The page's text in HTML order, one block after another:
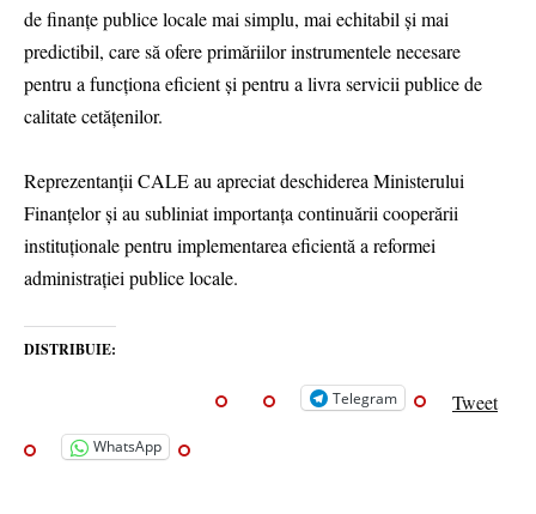
de finanțe publice locale mai simplu, mai echitabil și mai
predictibil, care să ofere primăriilor instrumentele necesare
pentru a funcționa eficient și pentru a livra servicii publice de
calitate cetățenilor.
Reprezentanții CALE au apreciat deschiderea Ministerului
Finanțelor și au subliniat importanța continuării cooperării
instituționale pentru implementarea eficientă a reformei
administrației publice locale.
DISTRIBUIE:
Telegram Tweet
WhatsApp